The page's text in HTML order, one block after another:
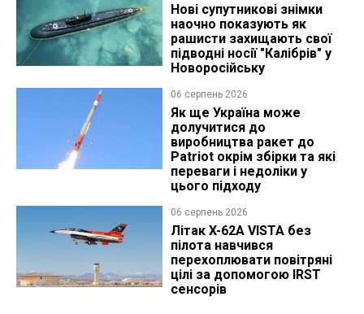
Нові супутникові знімки
наочно показують як
рашисти захищають свої
підводні носії "Калібрів" у
Новоросійську
06 серпень 2026
Як ще Україна може
долучитися до
виробництва ракет до
Patriot окрім збірки та які
переваги і недоліки у
цього підходу
06 серпень 2026
Літак X-62A VISTA без
пілота навчився
перехоплювати повітряні
цілі за допомогою IRST
сенсорів